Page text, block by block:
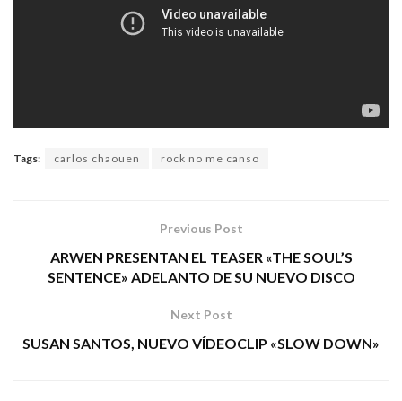
Tags: carlos chaouen rock no me canso
Previous Post
ARWEN PRESENTAN EL TEASER «THE SOUL’S
SENTENCE» ADELANTO DE SU NUEVO DISCO
Next Post
SUSAN SANTOS, NUEVO VÍDEOCLIP «SLOW DOWN»